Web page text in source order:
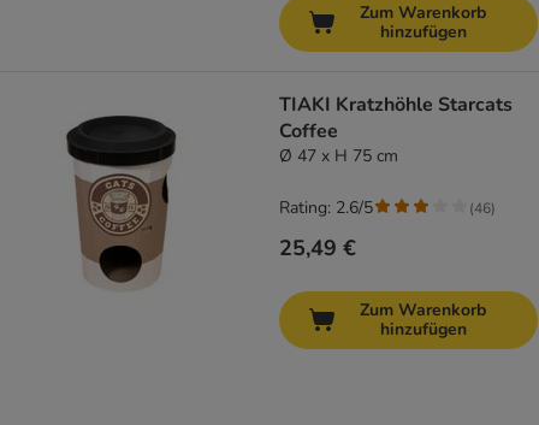
Zum Warenkorb
hinzufügen
TIAKI Kratzhöhle Starcats
Coffee
Ø 47 x H 75 cm
25,49 €
Rating: 2.6/5 (46)
Zum Warenkorb
hinzufügen